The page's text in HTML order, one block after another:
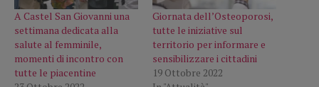
A Castel San Giovanni una
settimana dedicata alla
salute al femminile,
momenti di incontro con
tutte le piacentine
Giornata dell’Osteoporosi,
tutte le iniziative sul
territorio per informare e
sensibilizzare i cittadini
19 Ottobre 2022